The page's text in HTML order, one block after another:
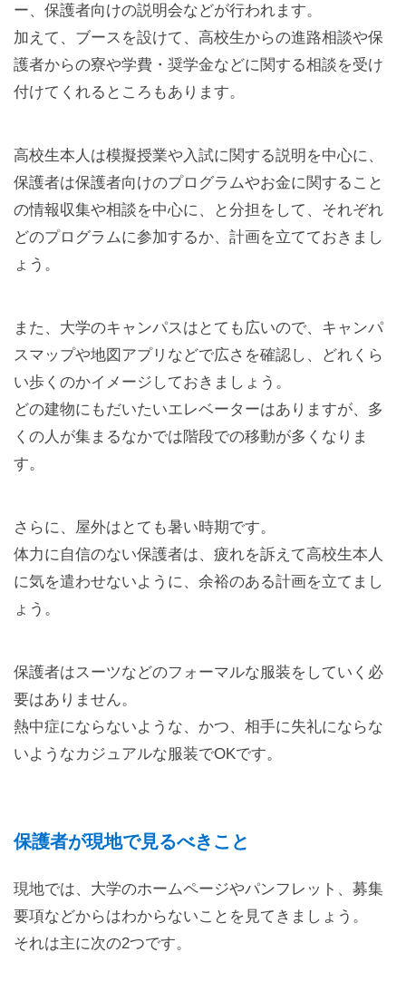
ー、保護者向けの説明会などが行われます。
加えて、ブースを設けて、高校生からの進路相談や保
護者からの寮や学費・奨学金などに関する相談を受け
付けてくれるところもあります。
高校生本人は模擬授業や入試に関する説明を中心に、
保護者は保護者向けのプログラムやお金に関すること
の情報収集や相談を中心に、と分担をして、それぞれ
どのプログラムに参加するか、計画を立てておきまし
ょう。
また、大学のキャンパスはとても広いので、キャンパ
スマップや地図アプリなどで広さを確認し、どれくら
い歩くのかイメージしておきましょう。
どの建物にもだいたいエレベーターはありますが、多
くの人が集まるなかでは階段での移動が多くなりま
す。
さらに、屋外はとても暑い時期です。
体力に自信のない保護者は、疲れを訴えて高校生本人
に気を遣わせないように、余裕のある計画を立てまし
ょう。
保護者はスーツなどのフォーマルな服装をしていく必
要はありません。
熱中症にならないような、かつ、相手に失礼にならな
いようなカジュアルな服装でOKです。
保護者が現地で見るべきこと
現地では、大学のホームページやパンフレット、募集
要項などからはわからないことを見てきましょう。
それは主に次の2つです。